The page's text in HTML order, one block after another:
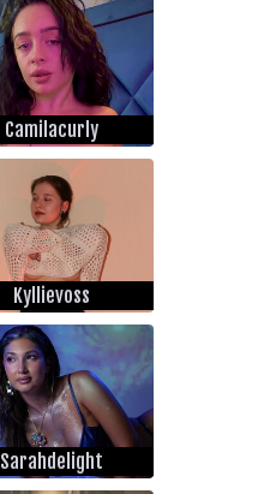
Camilacurly
Kyllievoss
Sarahdelight